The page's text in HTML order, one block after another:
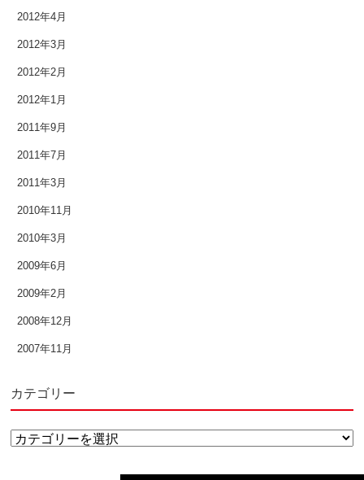
2012年4月
2012年3月
2012年2月
2012年1月
2011年9月
2011年7月
2011年3月
2010年11月
2010年3月
2009年6月
2009年2月
2008年12月
2007年11月
カテゴリー
カ
↑